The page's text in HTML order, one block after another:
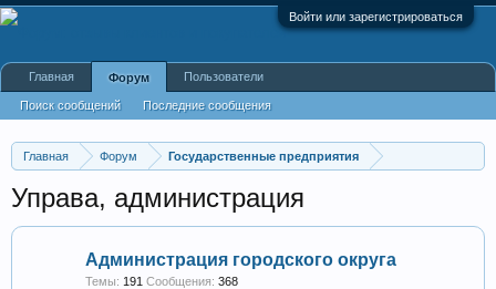
Войти или зарегистрироваться
Главная Форум Государственные предприятия
Управа, администрация
Администрация городского округа
Темы: 191 Сообщения: 368
Главная Форум
Поиск сообщений Последние сообщения
Пользователи